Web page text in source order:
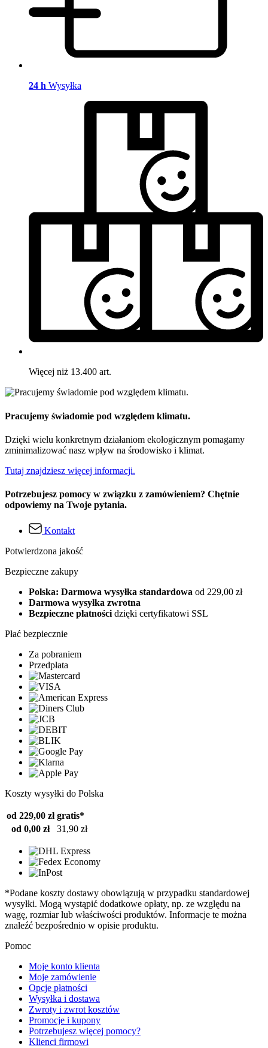
24 h Wysyłka
Więcej niż 13.400 art.
Pracujemy świadomie pod względem klimatu.
Dzięki wielu konkretnym działaniom ekologicznym pomagamy
zminimalizować nasz wpływ na środowisko i klimat.
Tutaj znajdziesz więcej informacji.
Potrzebujesz pomocy w związku z zamówieniem? Chętnie
odpowiemy na Twoje pytania.
Kontakt
Potwierdzona jakość
Bezpieczne zakupy
Polska: Darmowa wysyłka standardowa od 229,00 zł
Darmowa wysyłka zwrotna
Bezpieczne płatnościdzięki certyfikatowi SSL
Płać bezpiecznie
Za pobraniem
Przedpłata
Koszty wysyłki do Polska
od 229,00 zł gratis*
od 0,00 zł
31,90 zł
*Podane koszty dostawy obowiązują w przypadku standardowej
wysyłki. Mogą wystąpić dodatkowe opłaty, np. ze względu na
wagę, rozmiar lub właściwości produktów. Informacje te można
znaleźć bezpośrednio w opisie produktu.
Pomoc
Moje konto klienta
Moje zamówienie
Opcje płatności
Wysyłka i dostawa
Zwroty i zwrot kosztów
Promocje i kupony
Potrzebujesz więcej pomocy?
Klienci firmowi